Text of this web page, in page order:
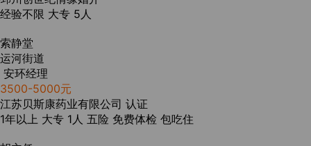
经验不限 大专 5人
索静堂
运河街道
安环经理
3500-5000元
江苏贝斯康药业有限公司 认证
1年以上 大专 1人 五险 免费体检 包吃住